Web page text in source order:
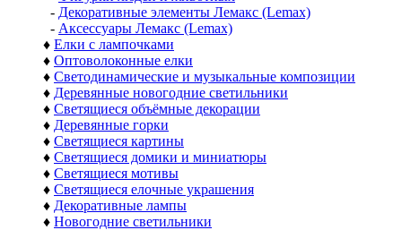
- Декоративные элементы Лемакс (Lemax)
- Аксессуары Лемакс (Lemax)
♦ Елки с лампочками
♦ Оптоволоконные елки
♦ Светодинамические и музыкальные композиции
♦ Деревянные новогодние светильники
♦ Светящиеся объёмные декорации
♦ Деревянные горки
♦ Светящиеся картины
♦ Светящиеся домики и миниатюры
♦ Светящиеся мотивы
♦ Светящиеся елочные украшения
♦ Декоративные лампы
♦ Новогодние светильники